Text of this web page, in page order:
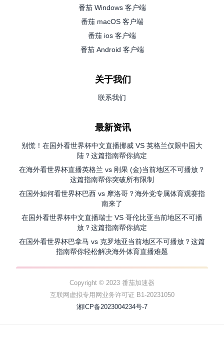
番茄 Windows 客户端
番茄 macOS 客户端
番茄 ios 客户端
番茄 Android 客户端
关于我们
联系我们
最新资讯
别慌！在国外看世界杯中文直播挪威 VS 英格兰仅限中国大
陆？这篇指南帮你搞定
在海外看世界杯直播英格兰 vs 刚果 (金)当前地区不可播放？
这篇指南帮你突破所有限制
在国外如何看世界杯巴西 vs 摩洛哥？海外党专属体育观赛指
南来了
在国外看世界杯中文直播瑞士 VS 哥伦比亚当前地区不可播
放？这篇指南帮你搞定
在国外看世界杯巴拿马 vs 克罗地亚当前地区不可播放？这篇
指南帮你轻松解决海外体育直播难题
Copyright © 2023 番茄加速器
互联网虚拟专用网业务许可证 B1-20231050
湘ICP备2023004234号-7